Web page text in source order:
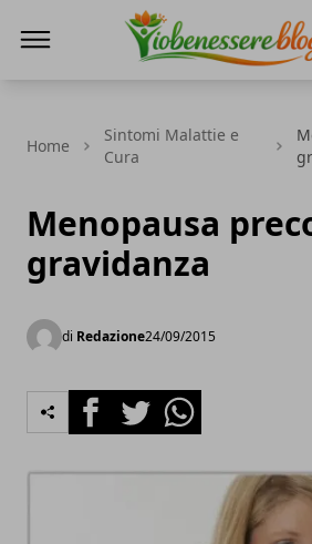
Home
Sintomi Malattie e
Cura
Menopausa
gravidanza
di Redazione24/09/2015
FacebookTwitterWhatsapp